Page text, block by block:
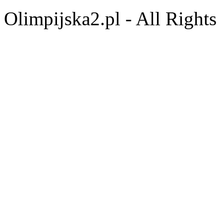
Olimpijska2.pl - All Rights